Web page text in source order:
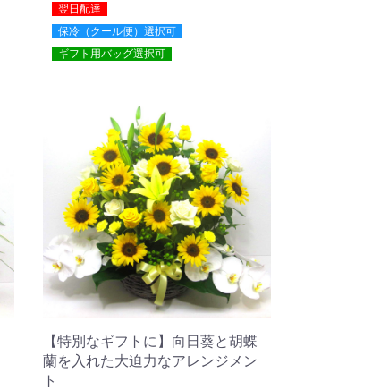
翌日配達
保冷（クール便）選択可
ギフト用バッグ選択可
【特別なギフトに】向日葵と胡蝶
蘭を入れた大迫力なアレンジメン
ト